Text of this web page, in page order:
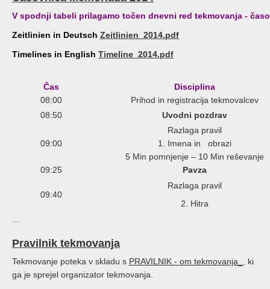
V spodnji tabeli prilagamo točen dnevni red tekmovanja -
Zeitlinien in Deutsch Zeitlinien_2014.pdf
Timelines in English Timeline_2014.pdf
Čas
Disciplina
08:00
Prihod in registracija tekmovalcev
08:50
Uvodni pozdrav
09:00
Razlaga pravil
1. Imena in obrazi
5 Min pomnjenje – 10 Min reševanje
09:25
Pavza
09:40
Razlaga pravil
2. Hitra
...
Pravilnik tekmovanja
Tekmovanje poteka v skladu s PRAVILNIK - om tekmovanja_ , ki
ga je sprejel organizator tekmovanja.